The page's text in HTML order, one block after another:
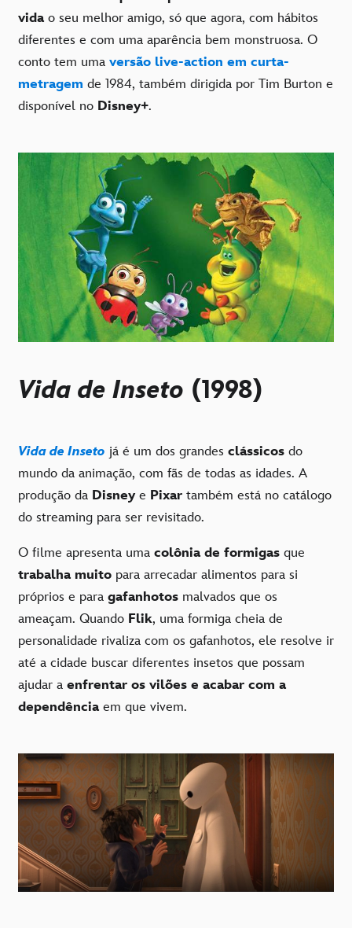
vida o seu melhor amigo, só que agora, com hábitos
diferentes e com uma aparência bem monstruosa. O
conto tem uma versão live-action em curta-
metragem de 1984, também dirigida por Tim Burton e
disponível no Disney+.
Vida de Inseto (1998)
Vida de Inseto já é um dos grandes clássicos do
mundo da animação, com fãs de todas as idades. A
produção da Disney e Pixar também está no catálogo
do streaming para ser revisitado.
O filme apresenta uma colônia de formigas que
trabalha muito para arrecadar alimentos para si
próprios e para gafanhotos malvados que os
ameaçam. Quando Flik, uma formiga cheia de
personalidade rivaliza com os gafanhotos, ele resolve ir
até a cidade buscar diferentes insetos que possam
ajudar a enfrentar os vilões e acabar com a
dependência em que vivem.